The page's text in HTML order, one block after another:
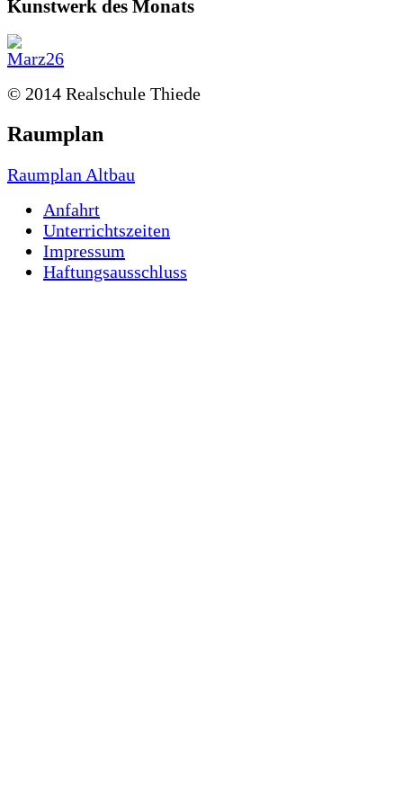
Kunstwerk des Monats
© 2014 Realschule Thiede
Raumplan
Raumplan Altbau
Anfahrt
Unterrichtszeiten
Impressum
Haftungsausschluss